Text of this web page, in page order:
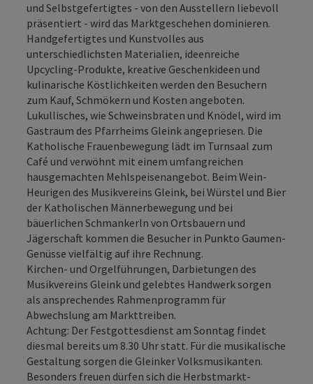
und Selbstgefertigtes - von den Ausstellern liebevoll
präsentiert - wird das Marktgeschehen dominieren.
Handgefertigtes und Kunstvolles aus
unterschiedlichsten Materialien, ideenreiche
Upcycling-Produkte, kreative Geschenkideen und
kulinarische Köstlichkeiten werden den Besuchern
zum Kauf, Schmökern und Kosten angeboten.
Lukullisches, wie Schweinsbraten und Knödel, wird im
Gastraum des Pfarrheims Gleink angepriesen. Die
Katholische Frauenbewegung lädt im Turnsaal zum
Café und verwöhnt mit einem umfangreichen
hausgemachten Mehlspeisenangebot. Beim Wein-
Heurigen des Musikvereins Gleink, bei Würstel und Bier
der Katholischen Männerbewegung und bei
bäuerlichen Schmankerln von Ortsbauern und
Jägerschaft kommen die Besucher in Punkto Gaumen-
Genüsse vielfältig auf ihre Rechnung.
Kirchen- und Orgelführungen, Darbietungen des
Musikvereins Gleink und gelebtes Handwerk sorgen
als ansprechendes Rahmenprogramm für
Abwechslung am Markttreiben.
Achtung: Der Festgottesdienst am Sonntag findet
diesmal bereits um 8.30 Uhr statt. Für die musikalische
Gestaltung sorgen die Gleinker Volksmusikanten.
Besonders freuen dürfen sich die Herbstmarkt-